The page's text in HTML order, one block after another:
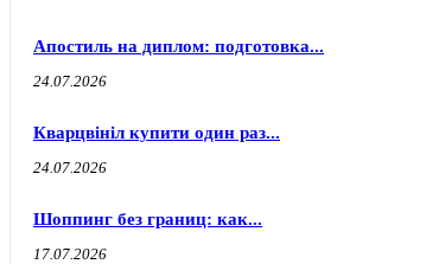
Апостиль на диплом: подготовка...
24.07.2026
Кварцвініл купити один раз...
24.07.2026
Шоппинг без границ: как...
17.07.2026